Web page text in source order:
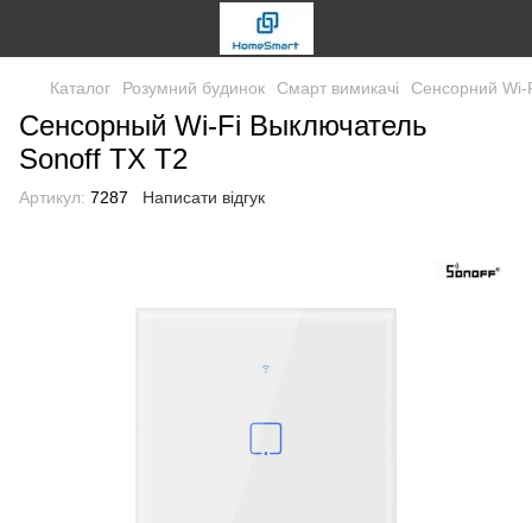
Каталог Розумний будинок Смарт вимикачі Сенсорний
Сенсорный Wi-Fi Выключатель
Sonoff TX T2
Артикул: 7287 Написати відгук